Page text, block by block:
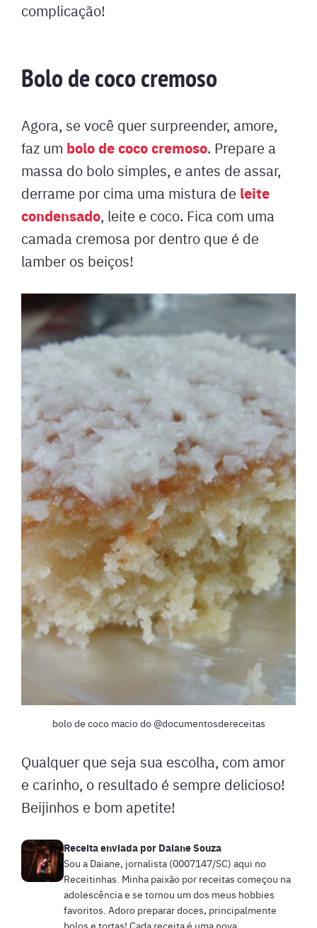
complicação!
Bolo de coco cremoso
Agora, se você quer surpreender, amore,
faz um bolo de coco cremoso. Prepare a
massa do bolo simples, e antes de assar,
derrame por cima uma mistura de leite
condensado, leite e coco. Fica com uma
camada cremosa por dentro que é de
lamber os beiços!
bolo de coco macio do @documentosdereceitas
Qualquer que seja sua escolha, com amor
e carinho, o resultado é sempre delicioso!
Beijinhos e bom apetite!
Receita enviada por Daiane Souza
Sou a Daiane, jornalista (0007147/SC) aqui no
Receitinhas. Minha paixão por receitas começou na
adolescência e se tornou um dos meus hobbies
favoritos. Adoro preparar doces, principalmente
bolos e tortas! Cada receita é uma nova